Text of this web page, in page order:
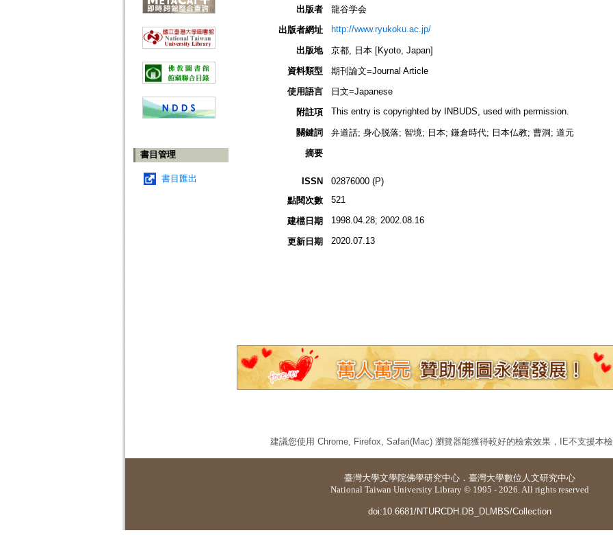
書目管理
書目匯出
出版者
龍谷学会
出版者網址
http://www.ryukoku.ac.jp/
出版地
京都, 日本 [Kyoto, Japan]
資料類型
期刊論文=Journal Article
使用語言
日文=Japanese
附註項
This entry is copyrighted by INBUDS, used with permission.
關鍵詞
弁道話; 身心脱落; 智境; 日本; 鎌倉時代; 日本仏教; 曹洞; 道元
摘要
ISSN
02876000 (P)
點閱次數
521
建檔日期 1998.04.28; 2002.08.16
更新日期 2020.07.13
建議您使用 Chrome, Firefox, Safari(Mac) 瀏覽器能獲得較好的檢索效果，IE不支援本檢
臺灣大學文學院佛學研究中心 ． 臺灣大學數位人文研究中心
National Taiwan University Library © 1995 - 2026. All rights reserved
doi:10.6681/NTURCDH.DB_DLMBS/Collection